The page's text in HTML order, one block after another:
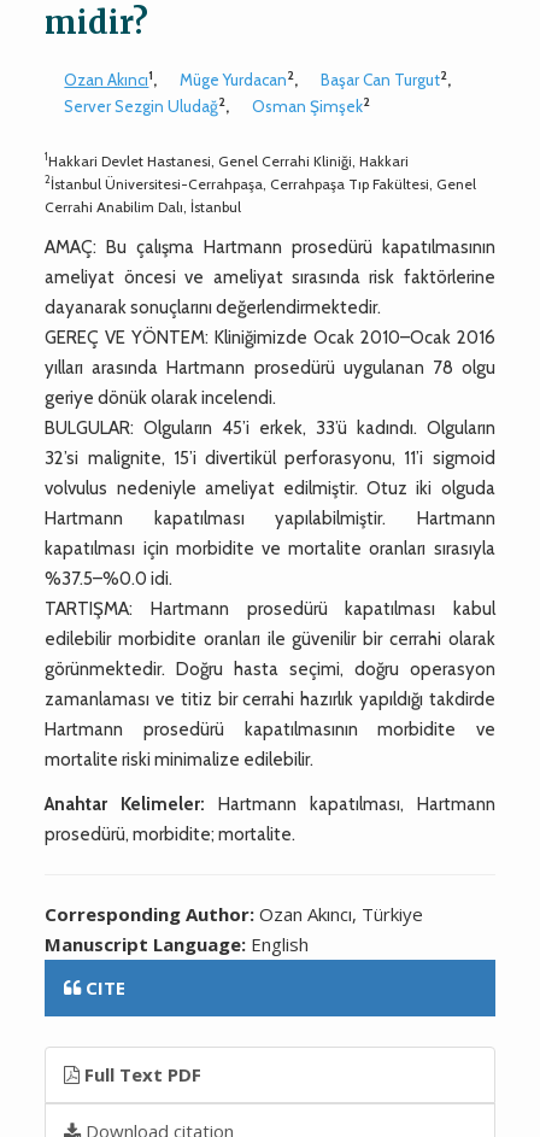
midir?
Ozan Akıncı1, Müge Yurdacan2, Başar Can Turgut2,
Server Sezgin Uludağ2, Osman Şimşek2
1Hakkari Devlet Hastanesi, Genel Cerrahi Kliniği, Hakkari
2İstanbul Üniversitesi-Cerrahpaşa, Cerrahpaşa Tıp Fakültesi, Genel
Cerrahi Anabilim Dalı, İstanbul
AMAÇ: Bu çalışma Hartmann prosedürü kapatılmasının
ameliyat öncesi ve ameliyat sırasında risk faktörlerine
dayanarak sonuçlarını değerlendirmektedir.
GEREÇ VE YÖNTEM: Kliniğimizde Ocak 2010–Ocak 2016
yılları arasında Hartmann prosedürü uygulanan 78 olgu
geriye dönük olarak incelendi.
BULGULAR: Olguların 45’i erkek, 33’ü kadındı. Olguların
32’si malignite, 15’i divertikül perforasyonu, 11’i sigmoid
volvulus nedeniyle ameliyat edilmiştir. Otuz iki olguda
Hartmann kapatılması yapılabilmiştir. Hartmann
kapatılması için morbidite ve mortalite oranları sırasıyla
%37.5–%0.0 idi.
TARTIŞMA: Hartmann prosedürü kapatılması kabul
edilebilir morbidite oranları ile güvenilir bir cerrahi olarak
görünmektedir. Doğru hasta seçimi, doğru operasyon
zamanlaması ve titiz bir cerrahi hazırlık yapıldığı takdirde
Hartmann prosedürü kapatılmasının morbidite ve
mortalite riski minimalize edilebilir.
Anahtar Kelimeler: Hartmann kapatılması, Hartmann
prosedürü, morbidite; mortalite.
Corresponding Author:Ozan Akıncı, Türkiye
Manuscript Language: English
CITE
Full Text PDF
Download citation